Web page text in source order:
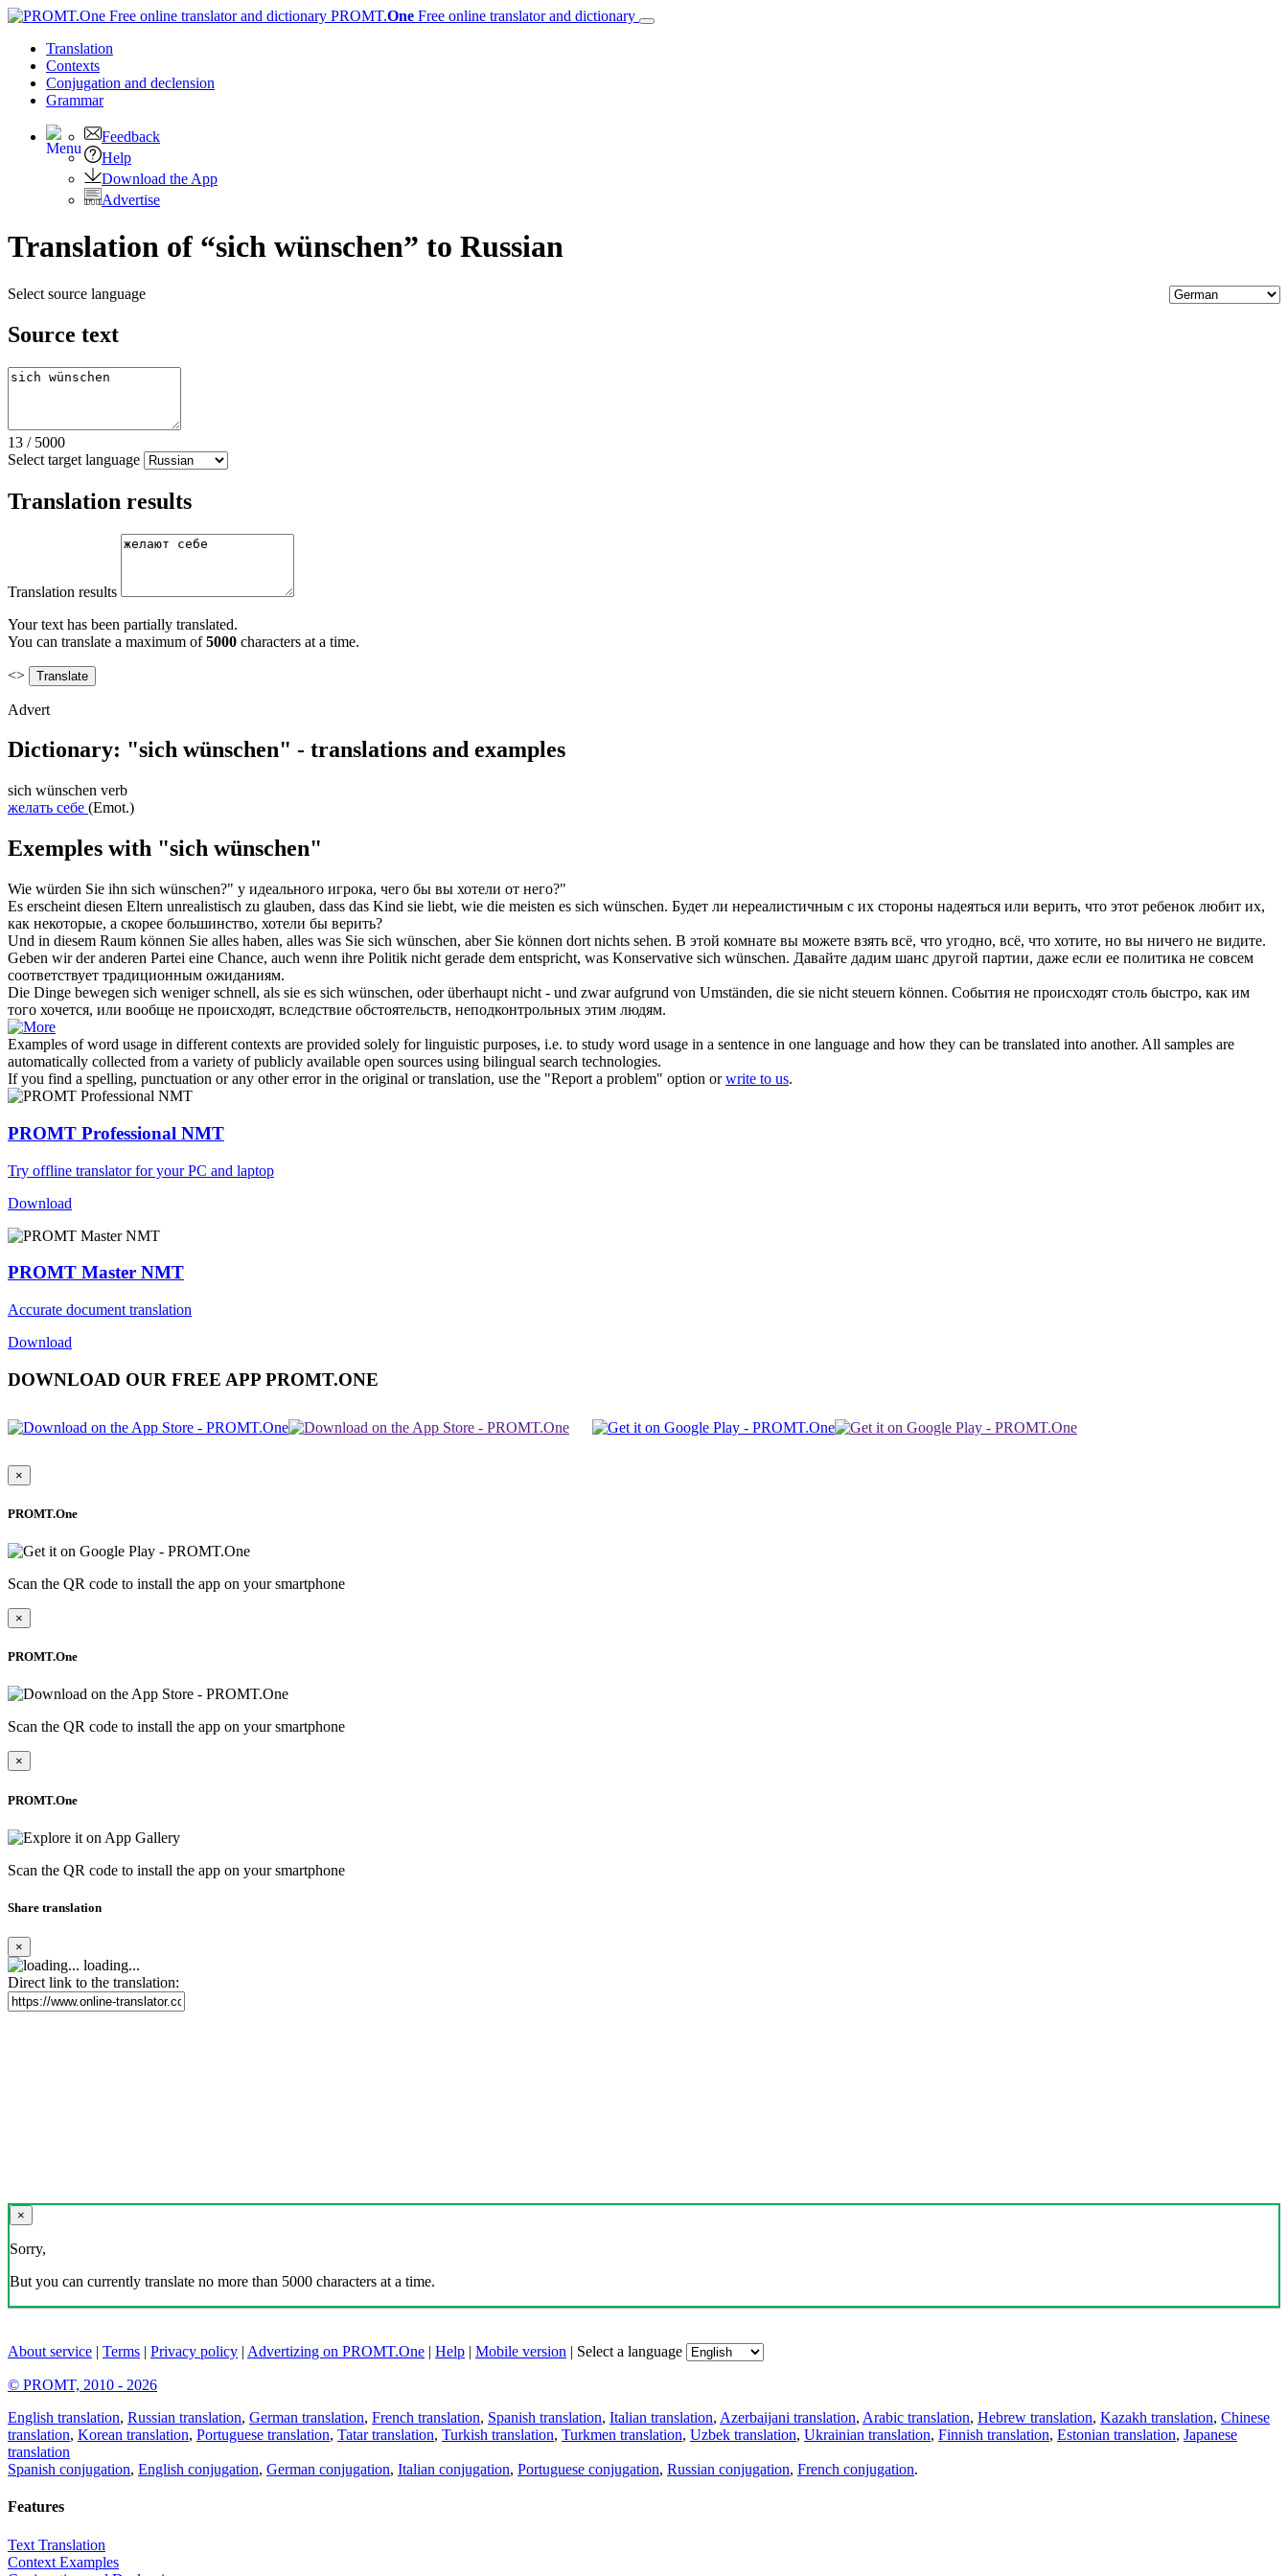
PROMT.One Free online translator and dictionary
Translation
Contexts
Conjugation and declension
Grammar
Feedback
Help
Download the App
Advertise
Translation of “sich wünschen” to Russian
Select source language
Source text
13 / 5000
Select target language
Translation results
Translation results
Your text has been partially translated.
You can translate a maximum of5000 characters at a time.
<>
Advert
Dictionary: "sich wünschen" - translations and examples
sich wünschen verb
желать себе (Emot.)
Exemples with "sich wünschen"
Wie würden Sie ihn sich wünschen?" у идеального игрока, чего бы вы хотели от него?"
Es erscheint diesen Eltern unrealistisch zu glauben, dass das Kind sie liebt, wie die meisten es sich wünschen. Будет ли нереалистичным с их стороны надеяться или верить, что этот ребенок любит их,
как некоторые, а скорее большинство, хотели бы верить?
Und in diesem Raum können Sie alles haben, alles was Sie sich wünschen, aber Sie können dort nichts sehen. В этой комнате вы можете взять всё, что угодно, всё, что хотите, но вы ничего не видите.
Geben wir der anderen Partei eine Chance, auch wenn ihre Politik nicht gerade dem entspricht, was Konservative sich wünschen. Давайте дадим шанс другой партии, даже если ее политика не совсем
соответствует традиционным ожиданиям.
Die Dinge bewegen sich weniger schnell, als sie es sich wünschen, oder überhaupt nicht - und zwar aufgrund von Umständen, die sie nicht steuern können. События не происходят столь быстро, как им
того хочется, или вообще не происходят, вследствие обстоятельств, неподконтрольных этим людям.
Examples of word usage in different contexts are provided solely for linguistic purposes, i.e. to study word usage in a sentence in one language and how they can be translated into another. All samples are
automatically collected from a variety of publicly available open sources using bilingual search technologies.
If you find a spelling, punctuation or any other error in the original or translation, use the "Report a problem" option orwrite to us.
PROMT Professional NMT
Try offline translator for your PC and laptop
Download
PROMT Master NMT
Accurate document translation
Download
DOWNLOAD OUR FREE APP PROMT.ONE
×
PROMT.One
Scan the QR code to install the app on your smartphone
×
PROMT.One
Scan the QR code to install the app on your smartphone
×
PROMT.One
Scan the QR code to install the app on your smartphone
Share translation
×
loading...
Direct link to the translation:
×
Sorry,
But you can currently translate no more than 5000 characters at a time.
About service | Terms | Privacy policy | Advertizing on PROMT.One | Help | Mobile version | Select a language
© PROMT, 2010 - 2026
English translation, Russian translation, German translation, French translation, Spanish translation, Italian translation, Azerbaijani translation, Arabic translation, Hebrew translation, Kazakh translation, Chinese
translation, Korean translation, Portuguese translation, Tatar translation, Turkish translation, Turkmen translation, Uzbek translation, Ukrainian translation, Finnish translation, Estonian translation, Japanese
translation
Spanish conjugation, English conjugation, German conjugation, Italian conjugation, Portuguese conjugation, Russian conjugation, French conjugation.
Features
Text Translation
Context Examples